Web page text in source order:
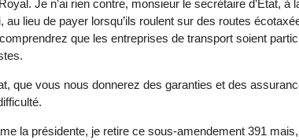
Je n’ai rien contre, monsieur le secrétaire d’État,
lieu de payer lorsqu’ils roulent sur des routes
que les entreprises de transport soient
que vous nous donnerez des garanties et des
la présidente, je retire ce sous-amendement 391